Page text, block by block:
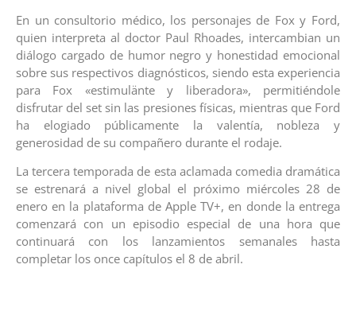
En un consultorio médico, los personajes de Fox y Ford,
quien interpreta al doctor Paul Rhoades, intercambian un
diálogo cargado de humor negro y honestidad emocional
sobre sus respectivos diagnósticos, siendo esta experiencia
para Fox «estimulänte y liberadora», permitiéndole
disfrutar del set sin las presiones físicas, mientras que Ford
ha elogiado públicamente la valentía, nobleza y
generosidad de su compañero durante el rodaje.
La tercera temporada de esta aclamada comedia dramática
se estrenará a nivel global el próximo miércoles 28 de
enero en la plataforma de Apple TV+, en donde la entrega
comenzará con un episodio especial de una hora que
continuará con los lanzamientos semanales hasta
completar los once capítulos el 8 de abril.